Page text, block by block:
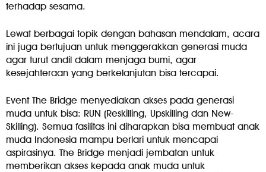
terhadap sesama.
Lewat berbagai topik dengan bahasan mendalam, acara
ini juga bertujuan untuk menggerakkan generasi muda
agar turut andil dalam menjaga bumi, agar
kesejahteraan yang berkelanjutan bisa tercapai.
Event The Bridge menyediakan akses pada generasi
muda untuk bisa: RUN (Reskilling, Upskilling dan New-
Skilling). Semua fasilitas ini diharapkan bisa membuat anak
muda Indonesia mampu berlari untuk mencapai
aspirasinya. The Bridge menjadi jembatan untuk
memberikan akses kepada anak muda untuk